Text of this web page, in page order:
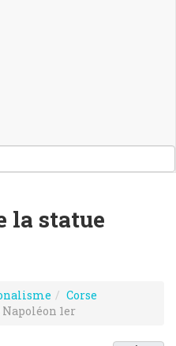
la statue
Corse
1er